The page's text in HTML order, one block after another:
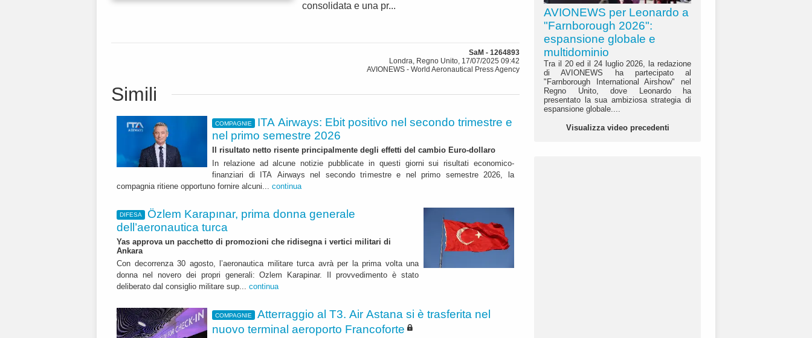
consolidata e una pr...
SaM - 1264893
Londra, Regno Unito, 17/07/2025 09:42
AVIONEWS - World Aeronautical Press Agency
Simili
COMPAGNIE
ITA Airways: Ebit positivo nel secondo trimestre e
nel primo semestre 2026
Il risultato netto risente principalmente degli effetti del cambio Euro-dollaro
In relazione ad alcune notizie pubblicate in questi giorni sui risultati economico-
finanziari di ITA Airways nel secondo trimestre e nel primo semestre 2026, la
compagnia ritiene opportuno fornire alcuni... continua
DIFESA
Özlem Karapınar, prima donna generale
dell’aeronautica turca
Yas approva un pacchetto di promozioni che ridisegna i vertici militari di
Ankara
Con decorrenza 30 agosto, l’aeronautica militare turca avrà per la prima volta una
donna nel novero dei propri generali: Ozlem Karapinar. Il provvedimento è stato
deliberato dal consiglio militare sup... continua
COMPAGNIE
Atterraggio al T3. Air Astana si è trasferita nel
nuovo terminal aeroporto Francoforte
AVIONEWS per Leonardo a
"Farnborough 2026":
espansione globale e
multidominio
Tra il 20 ed il 24 luglio 2026, la redazione
di AVIONEWS ha partecipato al
"Farnborough International Airshow" nel
Regno Unito, dove Leonardo ha
presentato la sua ambiziosa strategia di
espansione globale....
Visualizza video precedenti